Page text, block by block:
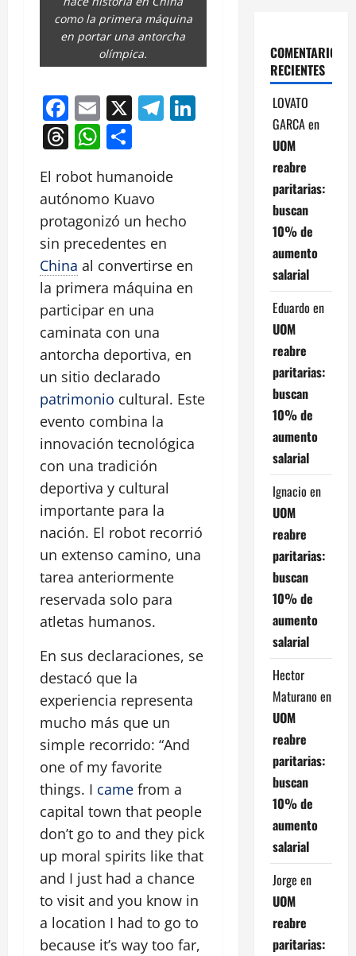
como la primera máquina
en portar una antorcha
olímpica.
Facebook
Email
X Telegram
LinkedIn
Threads
WhatsApp
El robot humanoide
autónomo Kuavo
protagonizó un hecho
sin precedentes en
China al convertirse en
la primera máquina en
participar en una
caminata con una
antorcha deportiva, en
un sitio declarado
patrimonio cultural. Este
evento combina la
innovación tecnológica
con una tradición
deportiva y cultural
importante para la
nación. El robot recorrió
un extenso camino, una
tarea anteriormente
reservada solo para
atletas humanos.
En sus declaraciones, se
destacó que la
experiencia representa
mucho más que un
simple recorrido: And
one of my favorite
things. I came from a
capital town that people
don’t go to and they pick
up moral spirits like that
and I just had a chance
to visit and you know in
a location I had to go to
because it’s way too far,
COMENTARIOS
RECIENTES
LOVATO
GARCAen
UOM
reabre
paritarias:
buscan
10% de
aumento
salarial
Eduardo en
UOM
reabre
paritarias:
buscan
10% de
aumento
salarial
Ignacio en
UOM
reabre
paritarias:
buscan
10% de
aumento
salarial
Hector
Maturano en
UOM
reabre
paritarias:
buscan
10% de
aumento
salarial
Jorge en
UOM
reabre
paritarias: